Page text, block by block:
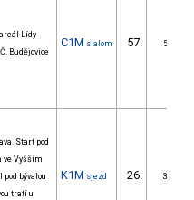
Lídy
Budějovice
C1M slalom 57. 5/ZS
Start pod
ve Vyšším
pod bývalou
tratí u
K1M sjezd 26. 3/ZS